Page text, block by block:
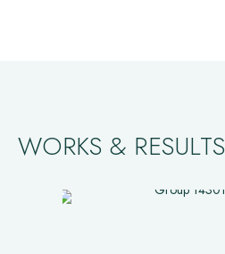
WORKS & RESULTS